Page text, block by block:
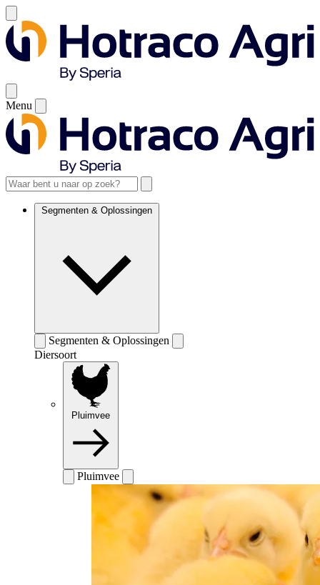
Menu
Segmenten & Oplossingen
Segmenten & Oplossingen
Diersoort
Pluimvee
Pluimvee